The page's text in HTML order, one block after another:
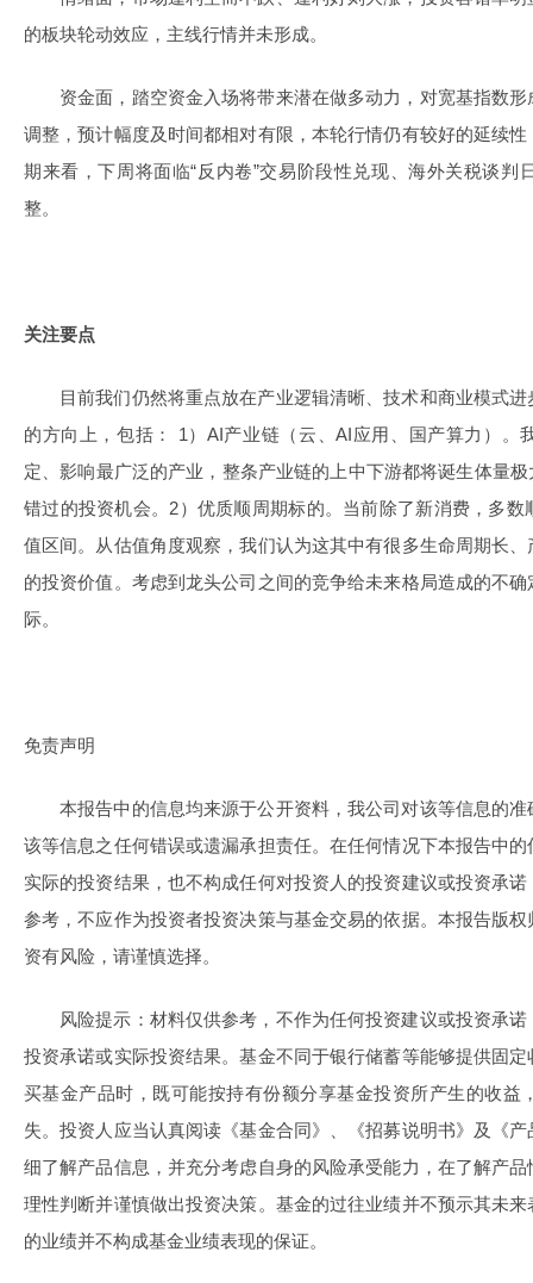
的板块轮动效应，主线行情并未形成。
资金面，踏空资金入场将带来潜在做多动力，对宽基指数
调整，预计幅度及时间都相对有限，本轮行情仍有较好的延续
期来看，下周将面临“反内卷”交易阶段性兑现、海外关税谈判
整。
关注要点
目前我们仍然将重点放在产业逻辑清晰、技术和商业模式
的方向上，包括： 1）AI产业链（云、AI应用、国产算力）。
定、影响最广泛的产业，整条产业链的上中下游都将诞生体量
错过的投资机会。2）优质顺周期标的。当前除了新消费，多
值区间。从估值角度观察，我们认为这其中有很多生命周期长
的投资价值。考虑到龙头公司之间的竞争给未来格局造成的不
际。
免责声明
本报告中的信息均来源于公开资料，我公司对该等信息的
该等信息之任何错误或遗漏承担责任。在任何情况下本报告中
实际的投资结果，也不构成任何对投资人的投资建议或投资承
参考，不应作为投资者投资决策与基金交易的依据。本报告版
资有风险，请谨慎选择。
风险提示：材料仅供参考，不作为任何投资建议或投资承
投资承诺或实际投资结果。基金不同于银行储蓄等能够提供固
买基金产品时，既可能按持有份额分享基金投资所产生的收益
失。投资人应当认真阅读《基金合同》、《招募说明书》及《
细了解产品信息，并充分考虑自身的风险承受能力，在了解产
理性判断并谨慎做出投资决策。基金的过往业绩并不预示其未
的业绩并不构成基金业绩表现的保证。